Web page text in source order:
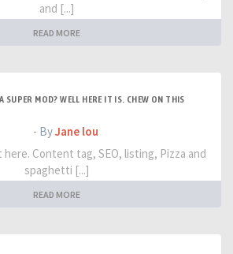
and [...]
READ MORE
SUPER MOD? WELL HERE IT IS. CHEW ON THIS
- ByJane lou
here. Content tag, SEO, listing, Pizza and
spaghetti [...]
READ MORE